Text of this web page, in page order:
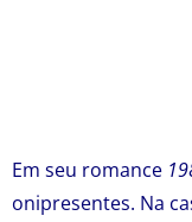
Em seu romance
onipresentes. Na